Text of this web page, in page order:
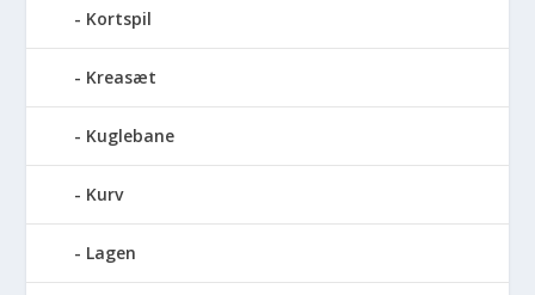
Kortspil
Kreasæt
Kuglebane
Kurv
Lagen